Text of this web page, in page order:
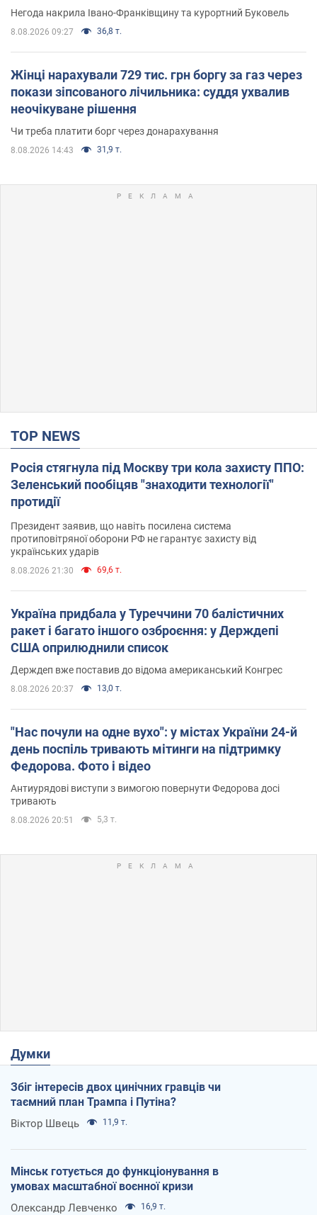
Негода накрила Івано-Франківщину та курортний Буковель
8.08.2026 09:27 36,8 т.
Жінці нарахували 729 тис. грн боргу за газ через
покази зіпсованого лічильника: суддя ухвалив
неочікуване рішення
Чи треба платити борг через донарахування
8.08.2026 14:43 31,9 т.
TOP NEWS
Росія стягнула під Москву три кола захисту ППО:
Зеленський пообіцяв "знаходити технології"
протидії
Президент заявив, що навіть посилена система
протиповітряної оборони РФ не гарантує захисту від
українських ударів
8.08.2026 21:30 69,6 т.
Україна придбала у Туреччини 70 балістичних
ракет і багато іншого озброєння: у Держдепі
США оприлюднили список
Держдеп вже поставив до відома американський Конгрес
8.08.2026 20:37 13,0 т.
"Нас почули на одне вухо": у містах України 24-й
день поспіль тривають мітинги на підтримку
Федорова. Фото і відео
Антиурядові виступи з вимогою повернути Федорова досі
тривають
8.08.2026 20:51 5,3 т.
Думки
Збіг інтересів двох цинічних гравців чи
таємний план Трампа і Путіна?
Віктор Швець 11,9 т.
Мінськ готується до функціонування в
умовах масштабної воєнної кризи
Олександр Левченко 16,9 т.